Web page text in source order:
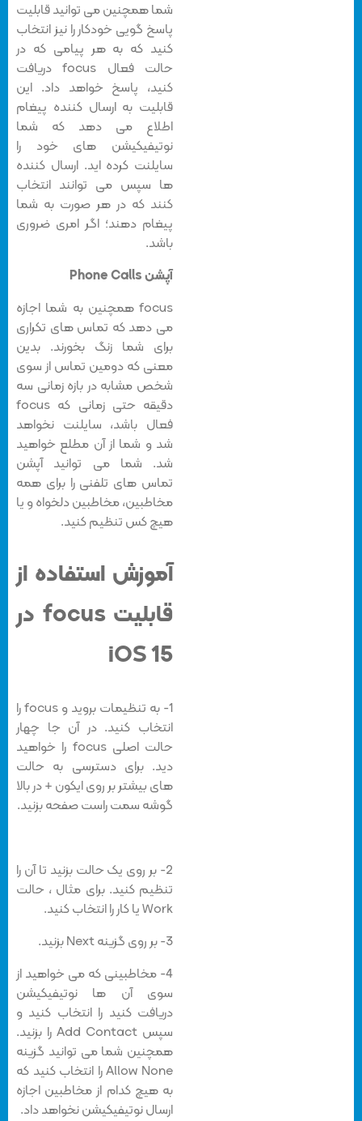
شما همچنین می توانید قابلیت
پاسخ گویی خودکار را نیز انتخاب
کنید که به هر پیامی که در
حالت فعال focus دریافت
کنید، پاسخ خواهد داد. این
قابلیت به ارسال کننده پیغام
اطلاع می دهد که شما
نوتیفیکیشن های خود را
سایلنت کرده اید. ارسال کننده
ها سپس می توانند انتخاب
کنند که در هر صورت به شما
پیغام دهند؛ اگر امری ضروری
باشد.
آپشن Phone Calls
focus همچنین به شما اجازه
می دهد که تماس های تکراری
برای شما زنگ بخورند. بدین
معنی که دومین تماس از سوی
شخص مشابه در بازه زمانی سه
دقیقه حتی زمانی که focus
فعال باشد، سایلنت نخواهد
شد و شما از آن مطلع خواهید
شد. شما می توانید آپشن
تماس های تلفنی را برای همه
مخاطبین، مخاطبین دلخواه و یا
هیچ کس تنظیم کنید.
آموزش استفاده از
قابلیت focus در
iOS 15
1- به تنظیمات بروید و focus را
انتخاب کنید. در آن جا چهار
حالت اصلی focus را خواهید
دید. برای دسترسی به حالت
های بیشتر بر روی ایکون + در بالا
گوشه سمت راست صفحه بزنید.
2- بر روی یک حالت بزنید تا آن را
تنظیم کنید. برای مثال ، حالت
Work یا کار را انتخاب کنید.
4- مخاطبینی که می خواهید از
سوی آن ها نوتیفیکیشن
دریافت کنید را انتخاب کنید و
سپس Add Contact را بزنید.
همچنین شما می توانید گزینه
Allow None را انتخاب کنید که
به هیچ کدام از مخاطبین اجازه
ارسال نوتیفیکیشن نخواهد داد.